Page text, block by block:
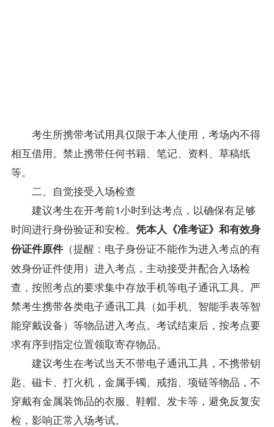
考生所携带考试用具仅限于本人使用，考场内不得
相互借用。禁止携带任何书籍、笔记、资料、草稿纸
等。
二、自觉接受入场检查
建议考生在开考前1小时到达考点，以确保有足够
时间进行身份验证和安检。 凭本人《准考证》和有效身
份证件原件（提醒：电子身份证不能作为进入考点的有
效身份证件使用）进入考点，主动接受并配合入场检
查，按照考点的要求集中存放手机等电子通讯工具。严
禁考生携带各类电子通讯工具（如手机、智能手表等智
能穿戴设备）等物品进入考点。考试结束后，按考点要
求有序到指定位置领取寄存物品。
建议考生在考试当天不带电子通讯工具，不携带钥
匙、磁卡、打火机，金属手镯、戒指、项链等物品，不
穿戴有金属装饰品的衣服、鞋帽、发卡等，避免反复安
检，影响正常入场考试。